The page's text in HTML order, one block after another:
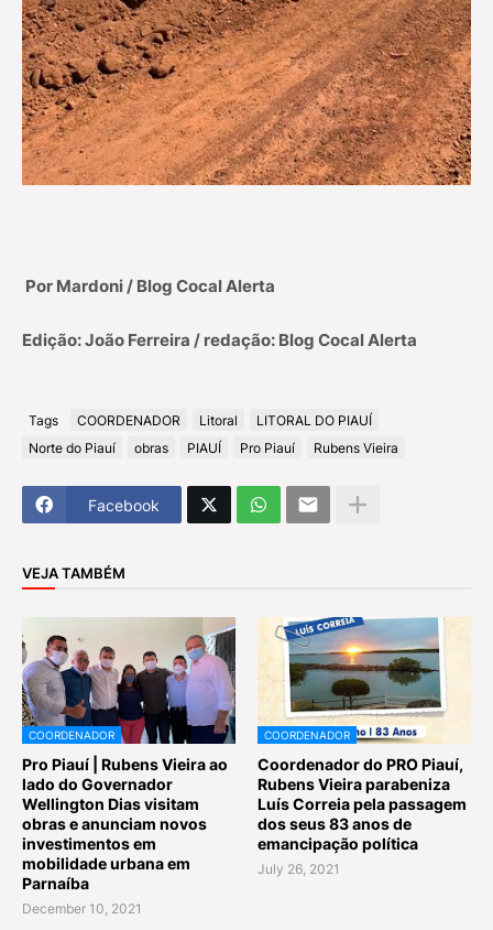
Por Mardoni / Blog Cocal Alerta
Edição: João Ferreira / redação: Blog Cocal Alerta
Tags COORDENADOR Litoral
LITORAL DO PIAUÍ
Norte do Piauí
obras PIAUÍ Pro Piauí Rubens Vieira
Facebook
VEJA TAMBÉM
COORDENADOR
Pro Piauí | Rubens Vieira ao
lado do Governador
Wellington Dias visitam
obras e anunciam novos
investimentos em
mobilidade urbana em
Parnaíba
December 10, 2021
COORDENADOR
Coordenador do PRO Piauí,
Rubens Vieira parabeniza
Luís Correia pela passagem
dos seus 83 anos de
emancipação política
July 26, 2021